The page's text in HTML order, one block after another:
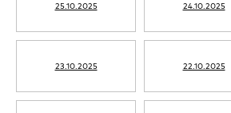
25.10.2025 24.10.2025
23.10.2025 22.10.2025